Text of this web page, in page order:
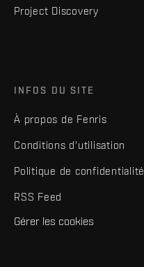
Project Discovery
INFOS DU SITE
À propos de Fenris
Conditions d'utilisation
Politique de confidentialité
RSS Feed
Gérer les cookies